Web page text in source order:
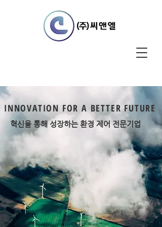
INNOVATION FOR A BETTER FUTURE
혁신을 통해 성장하는 환경 제어 전문기업